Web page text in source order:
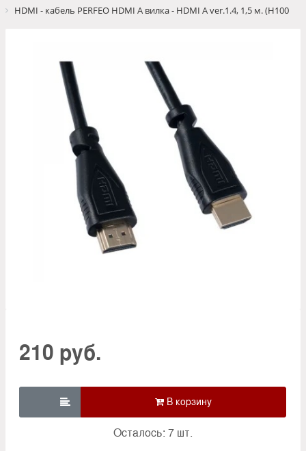
HDMI - кабель PERFEO HDMI A вилка - HDMI A ver.1.4, 1,5 м. (H100
210 руб.

Осталось: 7 шт.